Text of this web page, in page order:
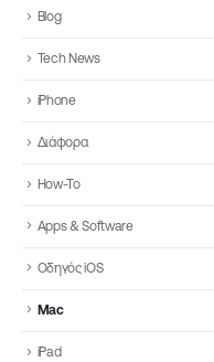
Blog
Tech News
iPhone
Διάφορα
How-To
Apps & Software
Οδηγός iOS
Mac
iPad